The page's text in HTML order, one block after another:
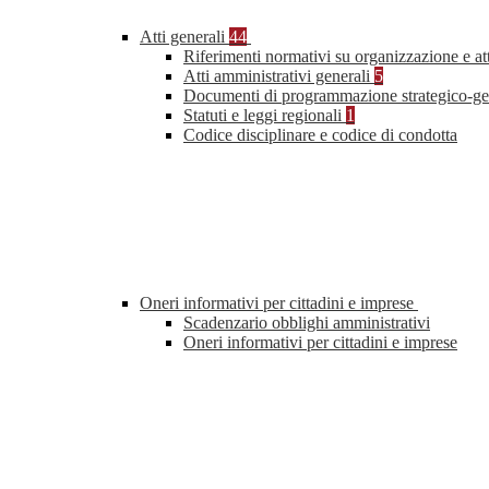
Atti generali 44
Riferimenti normativi su organizzazione e
Atti amministrativi generali 5
Documenti di programmazione strategico-
Statuti e leggi regionali 1
Codice disciplinare e codice di condotta
Oneri informativi per cittadini e imprese
Scadenzario obblighi amministrativi
Oneri informativi per cittadini e imprese